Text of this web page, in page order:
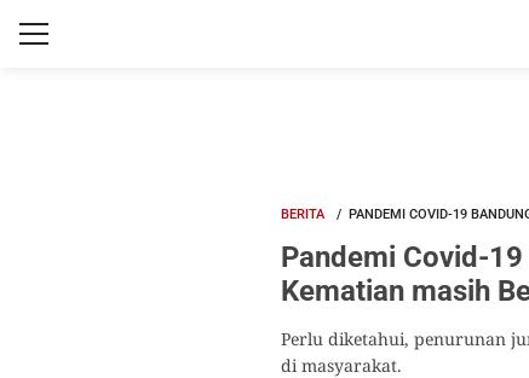
BERITA PANDEMI COVID-19
Pandemi Covid-
Kematian masih
Perlu diketahui, penurunan
di masyarakat.